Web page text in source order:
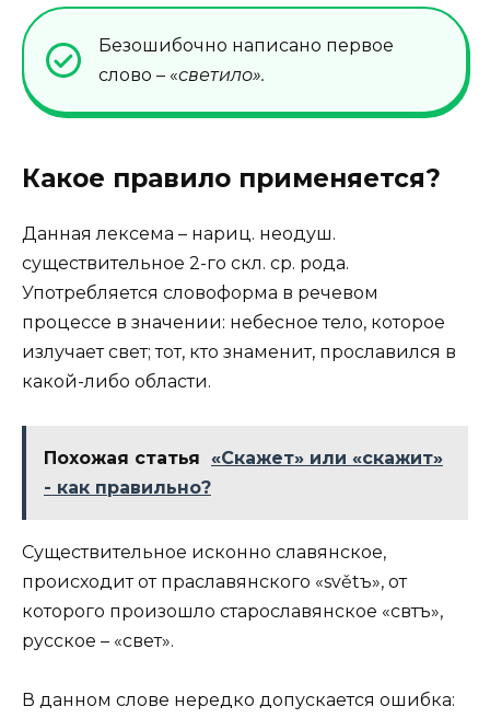
Безошибочно написано первое
слово – «светило».
Какое правило применяется?
Данная лексема – нариц. неодуш.
существительное 2-го скл. ср. рода.
Употребляется словоформа в речевом
процессе в значении: небесное тело, которое
излучает свет; тот, кто знаменит, прославился в
какой-либо области.
Похожая статья
«Скажет» или «скажит»
- как правильно?
Существительное исконно славянское,
происходит от праславянского «světъ», от
которого произошло старославянское «свѣтъ»,
русское – «свет».
В данном слове нередко допускается ошибка: